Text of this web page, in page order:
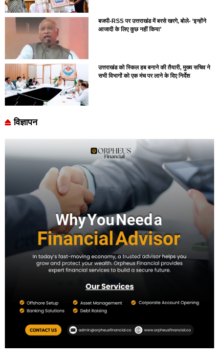
बजपी-RSS पर उत्तराखंड में बरसे खरगे, बोले- ‘इन्होंने
आजादी के लिए कुछ नहीं किया’
उत्तराखंड को स्किल हब बनाने की तैयारी, मुख्य सचिव ने
सभी विभागों को एक मंच पर लाने के दिए निर्देश
विज्ञापन